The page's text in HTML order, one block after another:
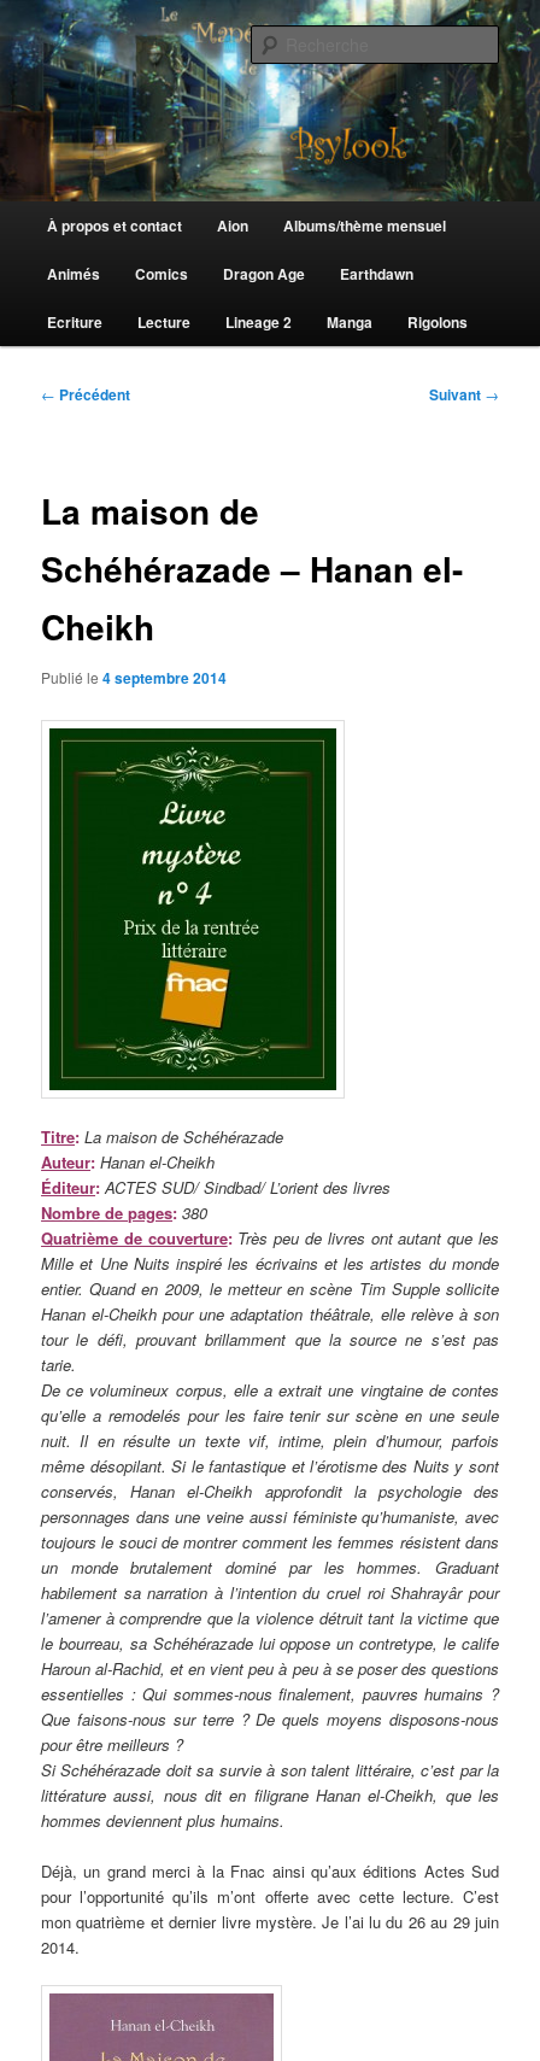
au
contenu
principalLe Manège de Psylook
principal
À propos et contact Aion Albums/thème mensuel
Animés Comics Dragon Age Earthdawn
Ecriture Lecture Lineage 2 Manga Rigolons
Navigation
← Précédent Suivant →
La maison de
Schéhérazade – Hanan el-
Cheikh
Publié le4 septembre 2014
Titre: La maison de Schéhérazade
Auteur:Hanan el-Cheikh
Éditeur:ACTES SUD/ Sindbad/ L’orient des livres
Nombre de pages: 380
Quatrième de couverture: Très peu de livres ont autant que les
Mille et Une Nuits inspiré les écrivains et les artistes du monde
entier. Quand en 2009, le metteur en scène Tim Supple sollicite
Hanan el-Cheikh pour une adaptation théâtrale, elle relève à son
tour le défi, prouvant brillamment que la source ne s’est pas
tarie.
De ce volumineux corpus, elle a extrait une vingtaine de contes
qu’elle a remodelés pour les faire tenir sur scène en une seule
nuit. Il en résulte un texte vif, intime, plein d’humour, parfois
même désopilant. Si le fantastique et l’érotisme des Nuits y sont
conservés, Hanan el-Cheikh approfondit la psychologie des
personnages dans une veine aussi féministe qu’humaniste, avec
toujours le souci de montrer comment les femmes résistent dans
un monde brutalement dominé par les hommes. Graduant
habilement sa narration à l’intention du cruel roi Shahrayâr pour
l’amener à comprendre que la violence détruit tant la victime que
le bourreau, sa Schéhérazade lui oppose un contretype, le calife
Haroun al-Rachid, et en vient peu à peu à se poser des questions
essentielles : Qui sommes-nous finalement, pauvres humains ?
Que faisons-nous sur terre ? De quels moyens disposons-nous
pour être meilleurs ?
Si Schéhérazade doit sa survie à son talent littéraire, c’est par la
littérature aussi, nous dit en filigrane Hanan el-Cheikh, que les
hommes deviennent plus humains.
Déjà, un grand merci à la Fnac ainsi qu’aux éditions Actes Sud
pour l’opportunité qu’ils m’ont offerte avec cette lecture. C’est
mon quatrième et dernier livre mystère. Je l’ai lu du 26 au 29 juin
2014.